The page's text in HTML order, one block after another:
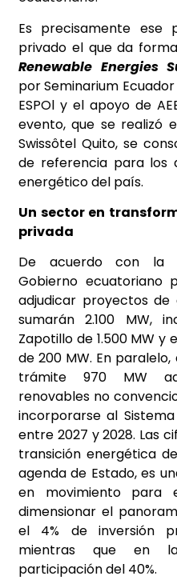
Es precisamente ese
privado el que da
Renewable Energies
por Seminarium
ESPOl y el apoyo de
evento, que se realizó
Swissôtel Quito, se
de referencia para los
energético del país.
Un sector en
privada
De acuerdo con la
Gobierno ecuatoriano
adjudicar proyectos
sumarán 2.100 MW,
Zapotillo de 1.500 MW
de 200 MW. En
trámite 970 MW
renovables no
incorporarse al
entre 2027 y 2028. Las
transición energética
agenda de Estado, es
en movimiento para
dimensionar el
el 4% de inversión
mientras que en
participación del 40%.